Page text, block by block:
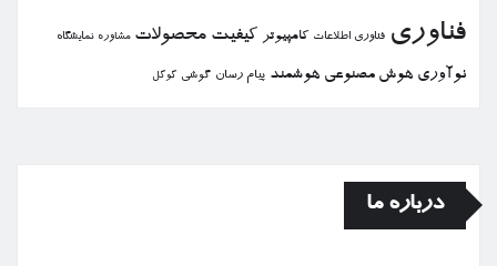
فناوری فناوری اطلاعات كامپیوتر كیفیت محصولات مشاوره نمایشگاه
نوآوری هوش مصنوعی هوشمند پیام رسان گوشی گوگل
درباره ما